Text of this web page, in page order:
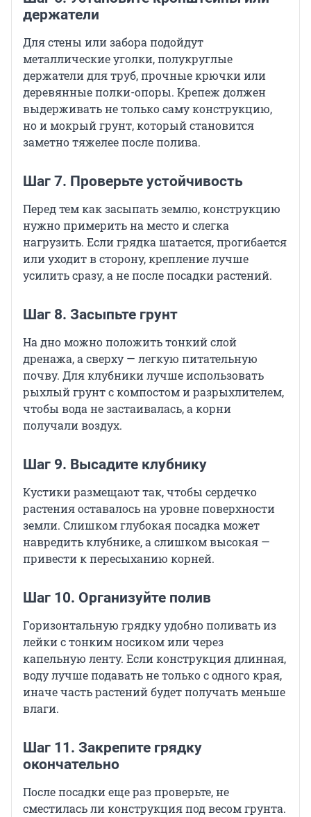
держатели
Для стены или забора подойдут
металлические уголки, полукруглые
держатели для труб, прочные крючки или
деревянные полки-опоры. Крепеж должен
выдерживать не только саму конструкцию,
но и мокрый грунт, который становится
заметно тяжелее после полива.
Шаг 7. Проверьте устойчивость
Перед тем как засыпать землю, конструкцию
нужно примерить на место и слегка
нагрузить. Если грядка шатается, прогибается
или уходит в сторону, крепление лучше
усилить сразу, а не после посадки растений.
Шаг 8. Засыпьте грунт
На дно можно положить тонкий слой
дренажа, а сверху — легкую питательную
почву. Для клубники лучше использовать
рыхлый грунт с компостом и разрыхлителем,
чтобы вода не застаивалась, а корни
получали воздух.
Шаг 9. Высадите клубнику
Кустики размещают так, чтобы сердечко
растения оставалось на уровне поверхности
земли. Слишком глубокая посадка может
навредить клубнике, а слишком высокая —
привести к пересыханию корней.
Шаг 10. Организуйте полив
Горизонтальную грядку удобно поливать из
лейки с тонким носиком или через
капельную ленту. Если конструкция длинная,
воду лучше подавать не только с одного края,
иначе часть растений будет получать меньше
влаги.
Шаг 11. Закрепите грядку
окончательно
После посадки еще раз проверьте, не
сместилась ли конструкция под весом грунта.